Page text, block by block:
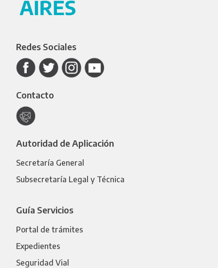
Redes Sociales
Contacto
Autoridad de Aplicación
Secretaría General
Subsecretaría Legal y Técnica
Guía Servicios
Portal de trámites
Expedientes
Seguridad Vial